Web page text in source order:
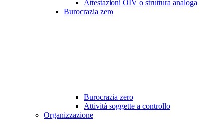
Attestazioni OIV o struttura analoga
Burocrazia zero
Burocrazia zero
Attività soggette a controllo
Organizzazione